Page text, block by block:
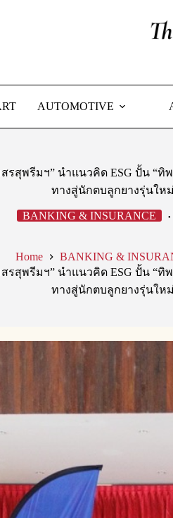
AUTOMOTIVE
รสุพรีมฯ” นำแนวคิด ESG ปั้น “ทิ
ทางสู่นักตบลูกยางรุ่นใหม่
BANKING & INSURANCE
Home
BANKING &
รสุพรีมฯ” นำแนวคิด ESG ปั้น “ทิ
ทางสู่นักตบลูกยางรุ่นใหม่